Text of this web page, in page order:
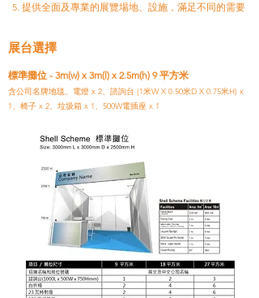
5. 提供全面及專業的展覽場地、設施，滿足不同的需要
展台選擇
標準攤位 - 3m(w) x 3m(l) x 2.5m(h) 9 平方米
含公司名牌地毯、電燈 x 2、諮詢台 (1米W X 0.50米D X 0.75米H) x
1、椅子 x 2、垃圾箱 x 1、500W電插座 x 1